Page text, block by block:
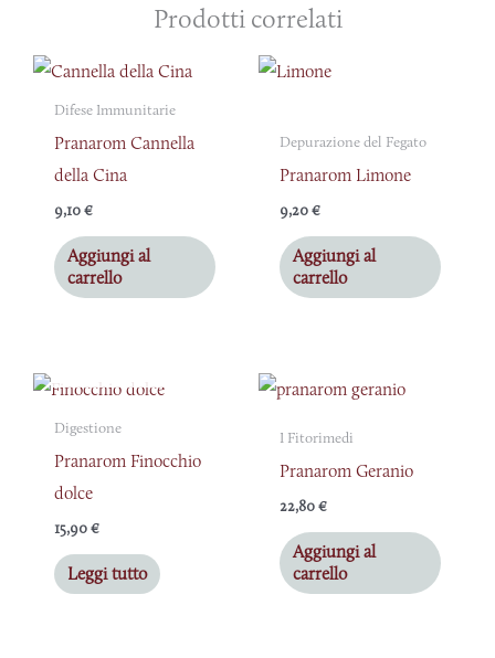
Prodotti correlati
Difese Immunitarie
Pranarom Cannella
della Cina
9,10€
Aggiungi al
carrello
Depurazione del Fegato
Pranarom Limone
9,20€
Aggiungi al
carrello
Digestione
Pranarom Finocchio
dolce
15,90€
Leggi tutto
I Fitorimedi
Pranarom Geranio
22,80€
Aggiungi al
carrello